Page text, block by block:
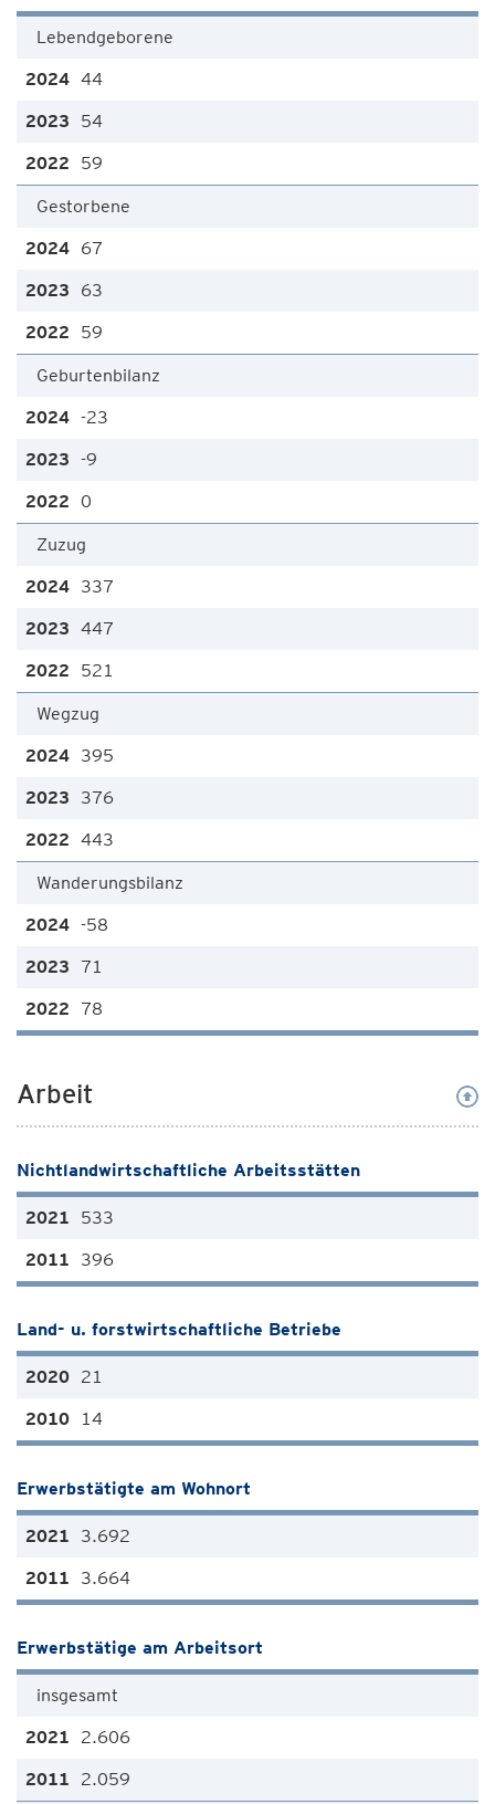
Lebendgeborene
44
54
59
Gestorbene
67
63
59
Geburtenbilanz
-23
-9
0
Zuzug
337
447
521
Wegzug
395
376
443
Wanderungsbilanz
-58
71
78
Arbeit
Nichtlandwirtschaftliche Arbeitsstätten
533
396
Land- u. forstwirtschaftliche Betriebe
21
14
Erwerbstätigte am Wohnort
3.692
3.664
Erwerbstätige am Arbeitsort
insgesamt
2.606
2.059